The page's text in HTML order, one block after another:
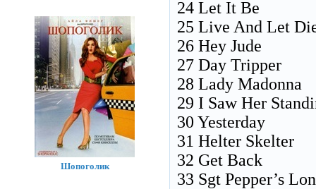
24 Let It Be
25 Live And Let
26 Hey Jude
27 Day Tripper
28 Lady Madonna
29 I Saw Her
30 Yesterday
31 Helter Skelter
32 Get Back
33 Sgt Pepper’s
Шопоголик